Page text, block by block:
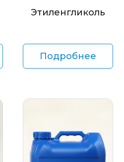
Этиленгликоль
Подробнее